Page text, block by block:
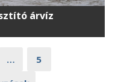
árvíz
…
5